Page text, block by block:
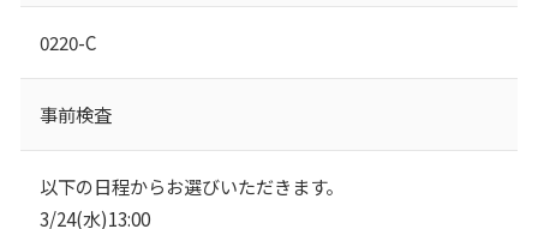
0220-C
事前検査
以下の日程からお選びいただきます。
3/24(水)13:00